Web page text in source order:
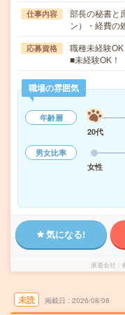
仕事内容
部長の秘書と
ン）・経費の
応募資格
職種未経験
■未経験OK！
職場の雰囲気
年齢層
20代
男女比率
女性
気になる!
派遣会社
未読 掲載日 2026/08/08